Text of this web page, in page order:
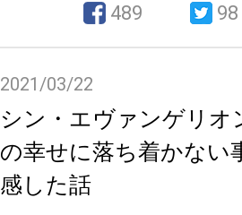
489 98
2021/03/22
シン・エヴァンゲリオ
の幸せに落ち着かない
感した話